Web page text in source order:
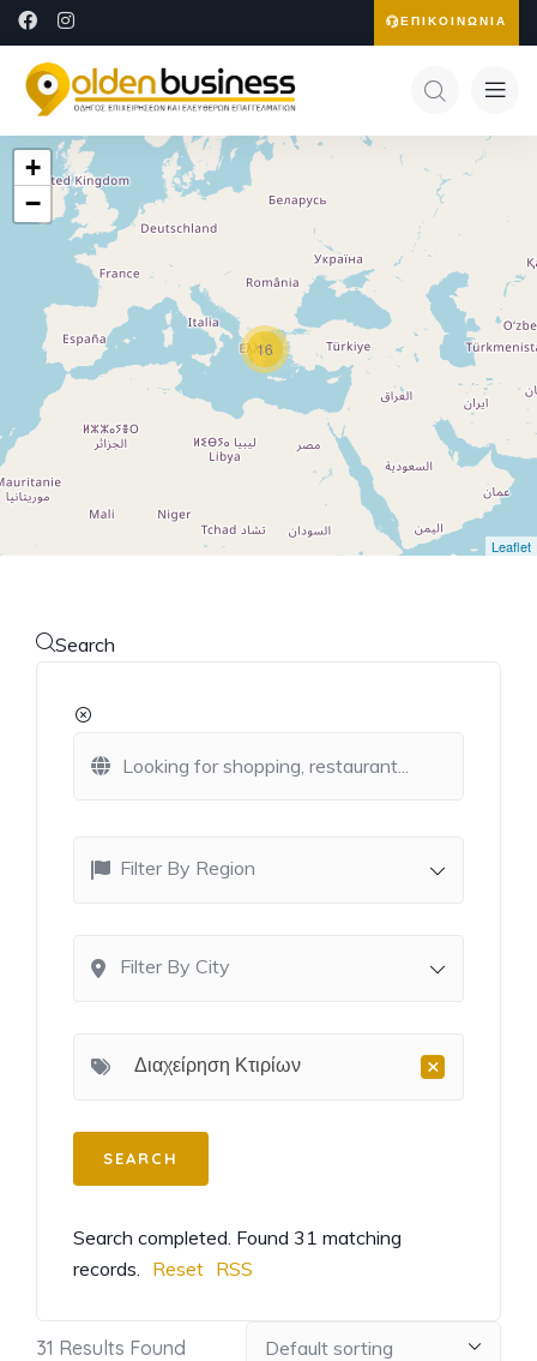
ΕΠΙΚΟΙΝΩΝΙΑ
16
+
−
Leaflet
Search
Filter By Region
Filter By City
×
Διαχείρηση Κτιρίων
Search completed. Found 31 matching
records.
Reset RSS
31 Results Found